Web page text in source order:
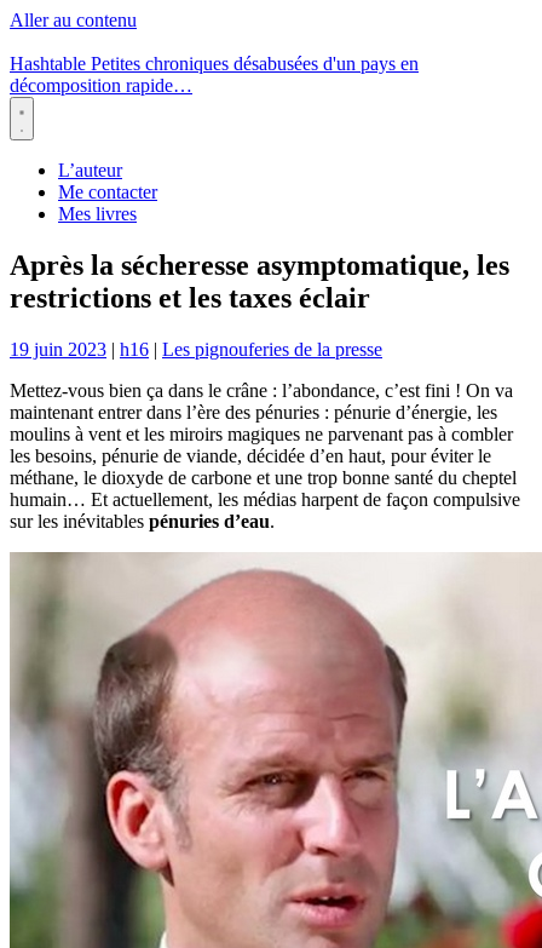
Aller au contenu
Hashtable Petites chroniques désabusées d'un pays en
décomposition rapide…
Menu
L’auteur
Me contacter
Mes livres
Après la sécheresse asymptomatique, les
restrictions et les taxes éclair
19 juin 2023 | h16 | Les pignouferies de la presse
Mettez-vous bien ça dans le crâne : l’abondance, c’est fini ! On va
maintenant entrer dans l’ère des pénuries : pénurie d’énergie, les
moulins à vent et les miroirs magiques ne parvenant pas à combler
les besoins, pénurie de viande, décidée d’en haut, pour éviter le
méthane, le dioxyde de carbone et une trop bonne santé du cheptel
humain… Et actuellement, les médias harpent de façon compulsive
sur les inévitables pénuries d’eau.